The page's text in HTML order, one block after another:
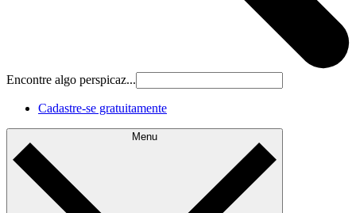
Encontre algo perspicaz...
Cadastre‐se gratuitamente
Menu